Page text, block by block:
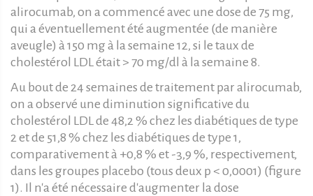
alirocumab, on a commencé avec une dose de 75 mg,
qui a éventuellement été augmentée (de manière
aveugle) à 150 mg à la semaine 12, si le taux de
cholestérol LDL était > 70 mg/dl à la semaine 8.
Au bout de 24 semaines de traitement par alirocumab,
on a observé une diminution significative du
cholestérol LDL de 48,2 % chez les diabétiques de type
2 et de 51,8 % chez les diabétiques de type 1,
comparativement à +0,8 % et -3,9 %, respectivement,
dans les groupes placebo (tous deux p < 0,0001) (figure
1). Il n'a été nécessaire d'augmenter la dose